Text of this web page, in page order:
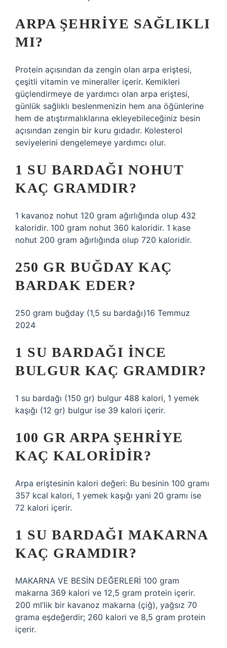
ARPA ŞEHRIYE SAĞLIKLI
MI?
Protein açısından da zengin olan arpa eriştesi,
çeşitli vitamin ve mineraller içerir. Kemikleri
güçlendirmeye de yardımcı olan arpa eriştesi,
günlük sağlıklı beslenmenizin hem ana öğünlerine
hem de atıştırmalıklarına ekleyebileceğiniz besin
açısından zengin bir kuru gıdadır. Kolesterol
seviyelerini dengelemeye yardımcı olur.
1 SU BARDAĞI NOHUT
KAÇ GRAMDIR?
1 kavanoz nohut 120 gram ağırlığında olup 432
kaloridir. 100 gram nohut 360 kaloridir. 1 kase
nohut 200 gram ağırlığında olup 720 kaloridir.
250 GR BUĞDAY KAÇ
BARDAK EDER?
250 gram buğday (1,5 su bardağı)16 Temmuz
2024
1 SU BARDAĞI INCE
BULGUR KAÇ GRAMDIR?
1 su bardağı (150 gr) bulgur 488 kalori, 1 yemek
kaşığı (12 gr) bulgur ise 39 kalori içerir.
100 GR ARPA ŞEHRIYE
KAÇ KALORIDIR?
Arpa eriştesinin kalori değeri: Bu besinin 100 gramı
357 kcal kalori, 1 yemek kaşığı yani 20 gramı ise
72 kalori içerir.
1 SU BARDAĞI MAKARNA
KAÇ GRAMDIR?
MAKARNA VE BESİN DEĞERLERİ 100 gram
makarna 369 kalori ve 12,5 gram protein içerir.
200 ml’lik bir kavanoz makarna (çiğ), yağsız 70
grama eşdeğerdir; 260 kalori ve 8,5 gram protein
içerir.